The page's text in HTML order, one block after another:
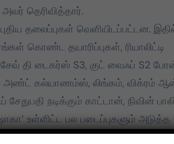
தெரிவித்தார்.
தலைப்புகள் வெளியிடப்பட்டன.
கொண்ட தயாரிப்புகள், ரியாலிட்டி
தி டைகர்ஸ் S3, குட் வைஃப் S2
அண்ட் கல்யாணம்ஸ், லிங்கம், விக்ரம்
நடிக்கும் காட்டான், நிவின்
உள்ளிட்ட பல படைப்புகளும் அடுத்த
தொடர்ச்சியாக ஒளிபரப்பாகும்